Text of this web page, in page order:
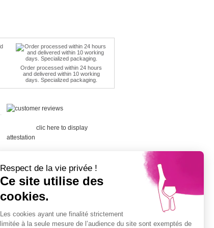
Order processed within 24 hours
and delivered within 10 working
days. Specialized packaging.
clic here to display
attestation
Cépage Merlot
Cépage Sauvignon
Respect de la vie privée !
Ce site utilise des
cookies.
Les cookies ayant une finalité strictement
limitée à la seule mesure de l’audience du site sont exemptés de